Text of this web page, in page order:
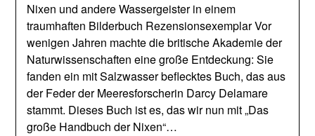
Nixen und andere Wassergeister in einem
traumhaften Bilderbuch Rezensionsexemplar Vor
wenigen Jahren machte die britische Akademie der
Naturwissenschaften eine große Entdeckung: Sie
fanden ein mit Salzwasser beflecktes Buch, das aus
der Feder der Meeresforscherin Darcy Delamare
stammt. Dieses Buch ist es, das wir nun mit „Das
große Handbuch der Nixen“…